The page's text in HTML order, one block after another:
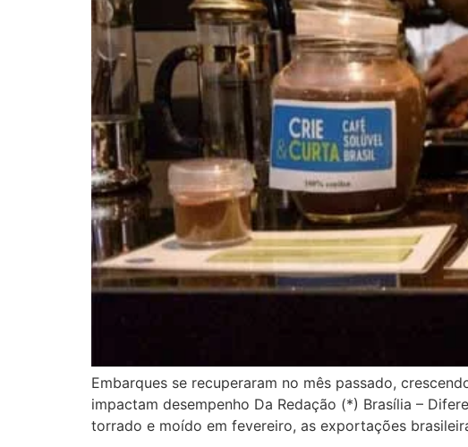
Embarques se recuperaram no mês passado,
impactam desempenho Da Redação (*) Brasília –
torrado e moído em fevereiro, as exportações